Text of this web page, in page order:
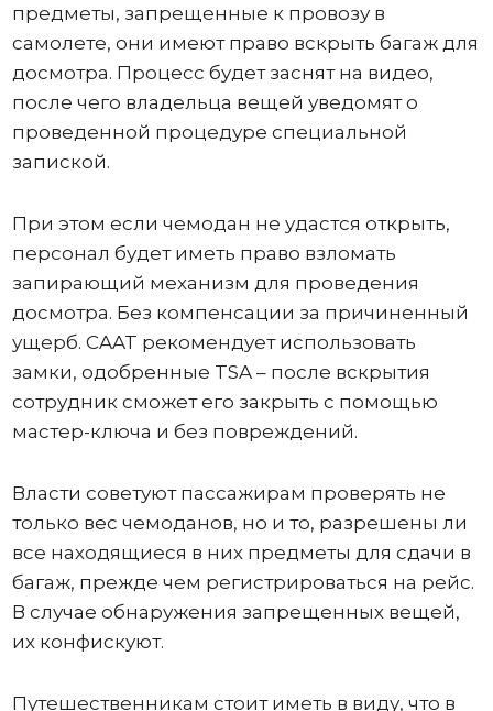
предметы, запрещенные к провозу в
самолете, они имеют право вскрыть багаж для
досмотра. Процесс будет заснят на видео,
после чего владельца вещей уведомят о
проведенной процедуре специальной
запиской.
При этом если чемодан не удастся открыть,
персонал будет иметь право взломать
запирающий механизм для проведения
досмотра. Без компенсации за причиненный
ущерб. CAAT рекомендует использовать
замки, одобренные TSA – после вскрытия
сотрудник сможет его закрыть с помощью
мастер-ключа и без повреждений.
Власти советуют пассажирам проверять не
только вес чемоданов, но и то, разрешены ли
все находящиеся в них предметы для сдачи в
багаж, прежде чем регистрироваться на рейс.
В случае обнаружения запрещенных вещей,
их конфискуют.
Путешественникам стоит иметь в виду, что в